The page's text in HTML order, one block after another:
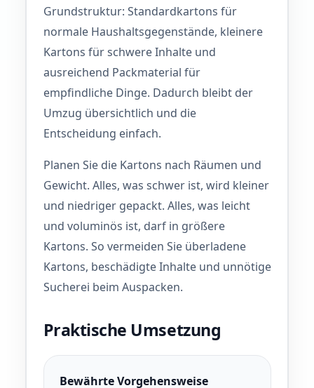
Grundstruktur: Standardkartons für
normale Haushaltsgegenstände, kleinere
Kartons für schwere Inhalte und
ausreichend Packmaterial für
empfindliche Dinge. Dadurch bleibt der
Umzug übersichtlich und die
Entscheidung einfach.
Planen Sie die Kartons nach Räumen und
Gewicht. Alles, was schwer ist, wird kleiner
und niedriger gepackt. Alles, was leicht
und voluminös ist, darf in größere
Kartons. So vermeiden Sie überladene
Kartons, beschädigte Inhalte und unnötige
Sucherei beim Auspacken.
Praktische Umsetzung
Bewährte Vorgehensweise